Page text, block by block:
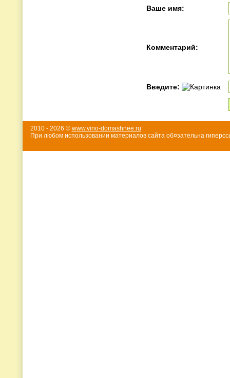
Ваше имя:
Комментарий:
Введите:
2010 - 2026 © www.vino-domashnee.ru
При любом использовании материалов сайта об¤зательна